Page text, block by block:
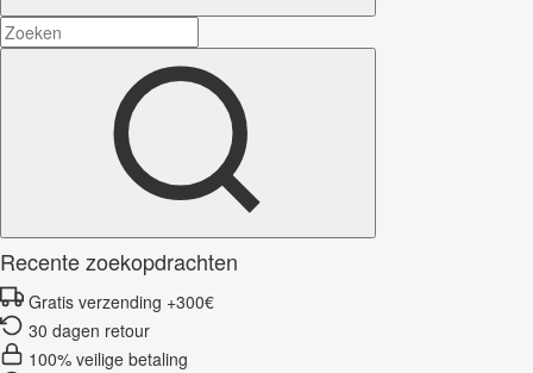
Recente zoekopdrachten
Gratis verzending +300€
30 dagen retour
100% veilige betaling